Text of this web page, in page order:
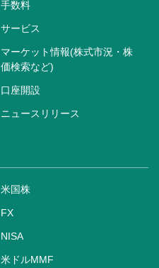
手数料
サービス
マーケット情報(株式市況・株
価検索など)
口座開設
ニュースリリース
米国株
FX
NISA
米ドルMMF